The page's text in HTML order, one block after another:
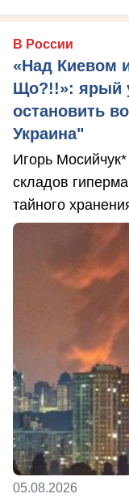
В России
«Над Киевом
Що?!!»: ярый
остановить
Украина"
Игорь
складов
тайного
05.08.2026